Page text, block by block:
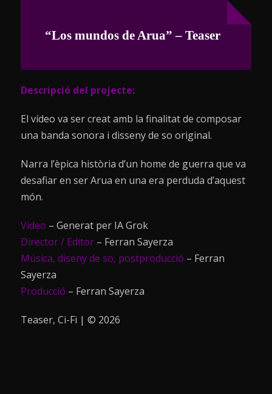
“Los mundos de Arua” – Teaser
Descripció del projecte:
El vídeo va ser creat amb la finalitat de composar
una banda sonora i disseny de so original.
Narra l’èpica història d’un home de guerra que va
desafiar en ser Arua en una era perduda d’aquest
món.
Video – Generat per IA Grok
Director / Editor – Ferran Sayerza
Música, diseny de so, postproducció – Ferran
Sayerza
Producció – Ferran Sayerza
Teaser, Ci-Fi | © 2026